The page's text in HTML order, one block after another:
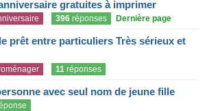
gratuites à imprimer
396 réponses Dernière page
prêt entre particuliers Très sérieux et
11 réponses
avec seul nom de jeune fille